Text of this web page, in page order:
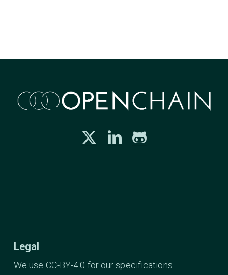
Legal
We use CC-BY-4.0 for our specifications